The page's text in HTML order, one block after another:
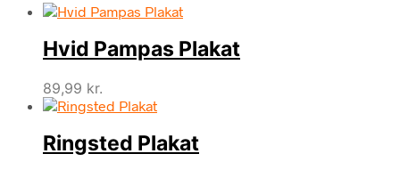
Hvid Pampas Plakat
89,99 kr.
Ringsted Plakat